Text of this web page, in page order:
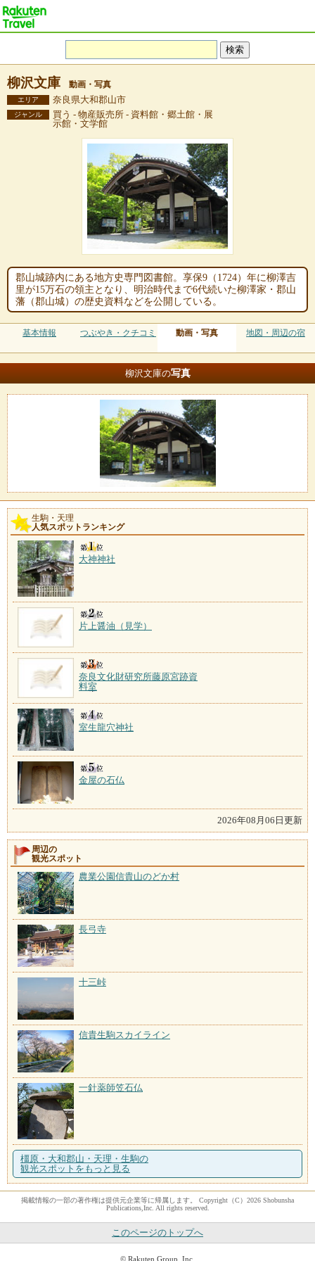
柳沢文庫 動画・写真
エリア 奈良県大和郡山市
ジャンル
買う - 物産販売所 - 資料館・郷土館・展
示館・文学館
郡山城跡内にある地方史専門図書館。享保9（1724）年に柳澤吉
里が15万石の領主となり、明治時代まで6代続いた柳澤家・郡山
藩（郡山城）の歴史資料などを公開している。
基本情報 つぶやき・クチコミ 動画・写真 地図・周辺の宿
柳沢文庫の写真
生駒・天理
人気スポットランキング
大神神社
片上醤油（見学）
奈良文化財研究所藤原宮跡資
料室
室生龍穴神社
金屋の石仏
2026年08月06日更新
周辺の
観光スポット
農業公園信貴山のどか村
長弓寺
十三峠
信貴生駒スカイライン
一針薬師笠石仏
橿原・大和郡山・天理・生駒の
観光スポットをもっと見る
掲載情報の一部の著作権は提供元企業等に帰属します。 Copyright（C）2026 Shobunsha
Publications,Inc. All rights reserved.
このページのトップへ
© Rakuten Group, Inc.